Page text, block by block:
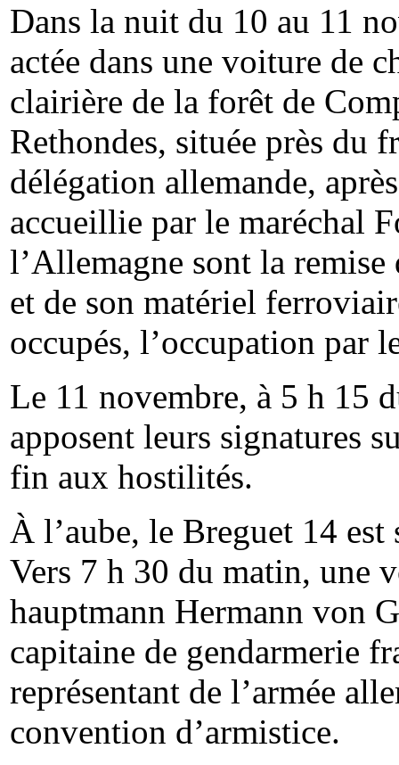
Dans la nuit du 10 au 11
actée dans une voiture de
clairière de la forêt de
Rethondes, située près du
délégation allemande,
accueillie par le maréchal
l’Allemagne sont la remise
et de son matériel
occupés, l’occupation par
Le 11 novembre, à 5 h 15
apposent leurs signatures
fin aux hostilités.
À l’aube, le Breguet 14
Vers 7 h 30 du matin, une
hauptmann Hermann von
capitaine de gendarmerie
représentant de l’armée
convention d’armistice.